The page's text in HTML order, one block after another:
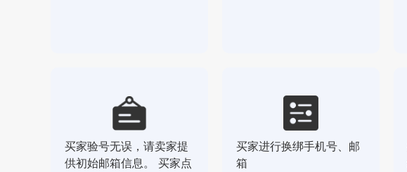
买家验号无误，请卖家提
供初始邮箱信息。 买家点
买家进行换绑手机号、邮
箱